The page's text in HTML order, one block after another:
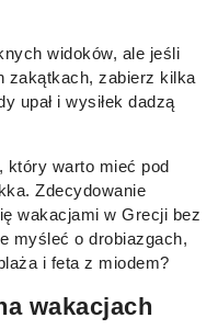
widoków, ale jeśli
zakątkach, zabierz kilka
upał i wysiłek dadzą
który warto mieć pod
Zdecydowanie
wakacjami w Grecji bez
myśleć o drobiazgach,
i feta z miodem?
wakacjach